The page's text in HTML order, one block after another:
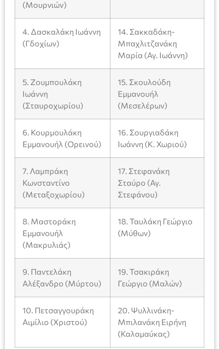
(Μουρνιών)
4. Δασκαλάκη Ιωάννη
(Γδοχίων)
14. Σακκαδάκη-
Μπαχλιτζανάκη
Μαρία (Αγ. Ιωάννη)
5. Ζουμπουλάκη
Ιωάννη
(Σταυροχωρίου)
15. Σκουλούδη
Εμμανουήλ
(Μεσελέρων)
6. Κουρμουλάκη
Εμμανουήλ (Ορεινού)
16. Σουργιαδάκη
Ιωάννη (Κ. Χωριού)
7. Λαμπράκη
Κωνσταντίνο
(Μεταξοχωρίου)
17. Στεφανάκη
Σταύρο (Αγ.
Στεφάνου)
8. Μαστοράκη
Εμμανουήλ
(Μακρυλιάς)
18. Ταυλάκη Γεώργιο
(Μύθων)
9. Παντελάκη
Αλέξανδρο (Μύρτου)
19. Τσακιράκη
Γεώργιο (Μαλών)
10. Πετσαγγουράκη
Αιμίλιο (Χριστού)
20. Ψυλλινάκη-
Μπιλανάκη Ειρήνη
(Καλαμαύκας)